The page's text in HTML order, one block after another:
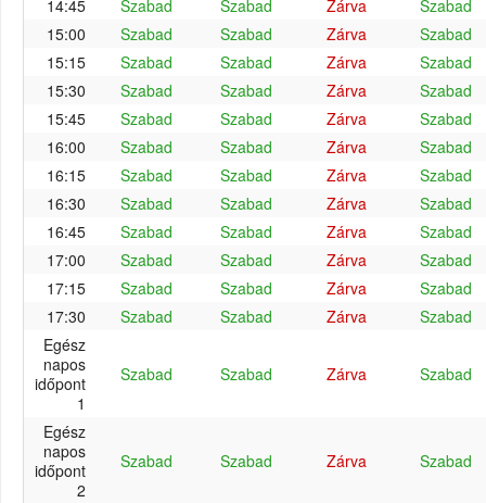
14:45
Szabad Szabad Zárva
Szabad
15:00
Szabad Szabad Zárva
Szabad
15:15
Szabad Szabad Zárva
Szabad
15:30
Szabad Szabad Zárva
Szabad
15:45
Szabad Szabad Zárva
Szabad
16:00
Szabad Szabad Zárva
Szabad
16:15
Szabad Szabad Zárva
Szabad
16:30
Szabad Szabad Zárva
Szabad
16:45
Szabad Szabad Zárva
Szabad
17:00
Szabad Szabad Zárva
Szabad
17:15
Szabad Szabad Zárva
Szabad
17:30
Szabad Szabad Zárva
Szabad
Egész
napos
időpont
1
Szabad Szabad Zárva Szabad
Egész
napos
időpont
2
Szabad Szabad Zárva Szabad